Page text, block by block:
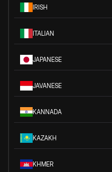
IRISH
ITALIAN
JAPANESE
JAVANESE
KANNADA
KAZAKH
KHMER